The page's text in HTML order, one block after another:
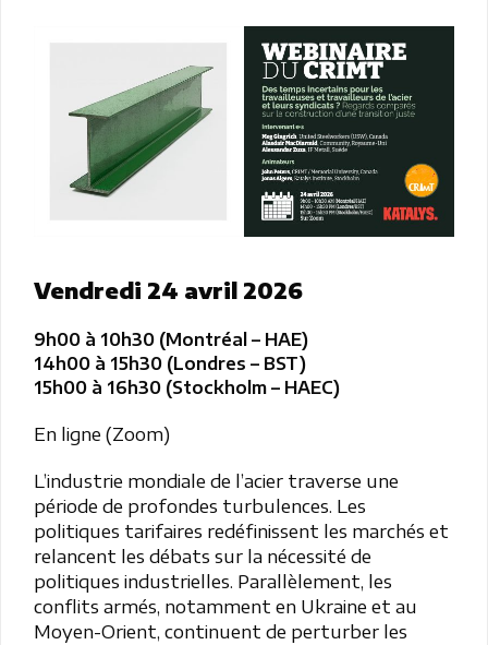
Vendredi 24 avril 2026
9h00 à 10h30 (Montréal – HAE)
14h00 à 15h30 (Londres – BST)
15h00 à 16h30 (Stockholm – HAEC)
En ligne (Zoom)
L’industrie mondiale de l’acier traverse une
période de profondes turbulences. Les
politiques tarifaires redéfinissent les marchés et
relancent les débats sur la nécessité de
politiques industrielles. Parallèlement, les
conflits armés, notamment en Ukraine et au
Moyen-Orient, continuent de perturber les